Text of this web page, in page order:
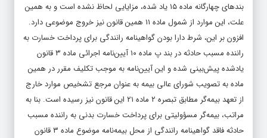
بندهای چهارگانه ماده ۱۵ یاد شده، مزایایی لحاظ نشده است و به همین
علت، این موارد از شمول ماده ۱۱ همین قانون نیز خروج موضوعی دارد.
افزون بر این، شرط دارا بودن گواهینامه رانندگی برای پرداخت خسارت به
راننده مسبب حادثه در بند پ ماده ۱۰ آیین‌نامه اجرائی ماده ۳ قانون
یادشده پیش‌بینی شده و این آیین‌نامه به موجب تکلیف مقرر در همین
ماده به تصویب شورای عالی بیمه به عنوان مرجع تشخیص موارد خارج
از تعهد بیمه‌گر مطابق تبصره ۲ ماده ۲۱ این قانون نیز رسیده است. بنا به
مراتب، بیمه‌گر مسؤولیتی برای پرداخت خسارت بدنی به راننده مسبب
حادثه فاقد گواهینامه رانندگی از محل بیمه‌نامه موضوع ماده ۳ قانون